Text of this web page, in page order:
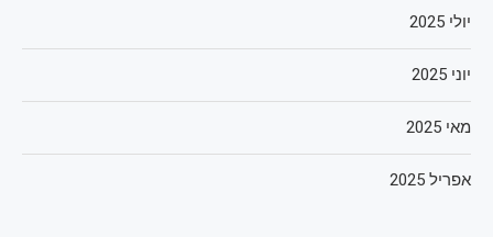
יולי 2025
יוני 2025
מאי 2025
אפריל 2025